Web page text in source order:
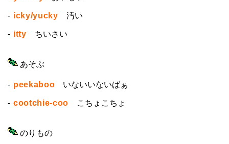
- icky/yucky 汚い
- itty ちいさい
あそぶ
- peekaboo いないいないばぁ
- cootchie-coo こちょこちょ
のりもの